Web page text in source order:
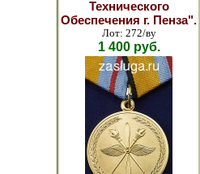
Технического
Обеспечения г. Пенза".
Лот: 272/ву
1 400 руб.